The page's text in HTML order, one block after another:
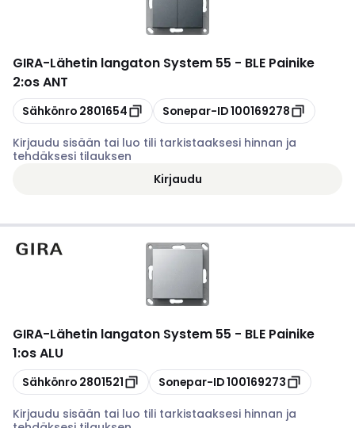
GIRA-Lähetin langaton System 55 - BLE Painike
2:os ANT
Kopioi
Sähkönro 2801654 Kopioi
Sonepar-ID100169278
Kirjaudu sisään tai luo tili tarkistaaksesi hinnan ja
tehdäksesi tilauksen
Kirjaudu
GIRA-Lähetin langaton System 55 - BLE Painike
1:os ALU
Kopioi
Sähkönro 2801521 Kopioi
Sonepar-ID100169273
Kirjaudu sisään tai luo tili tarkistaaksesi hinnan ja